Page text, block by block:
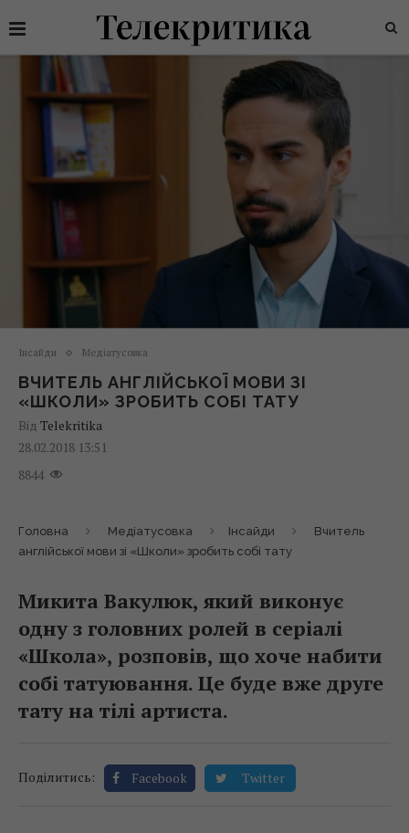
Інсайди Медіатусовка
ВЧИТЕЛЬ АНГЛІЙСЬКОЇ МОВИ ЗІ
«ШКОЛИ» ЗРОБИТЬ СОБІ ТАТУ
Від Telekritika
28.02.2018 13:51
8844
Головна Медіатусовка Інсайди
Вчитель
англійської мови зі «Школи» зробить собі тату
Микита Вакулюк, який виконує
одну з головних ролей в серіалі
«Школа», розповів, що хоче набити
собі татуювання. Це буде вже друге
тату на тілі артиста.
Поділитись: Facebook Twitter